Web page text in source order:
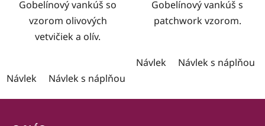
Gobelínový vankúš so
vzorom olivových
vetvičiek a olív.
Návlek Návlek s náplňou
Gobelínový vankúš s
patchwork vzorom.
Návlek Návlek s náplňou